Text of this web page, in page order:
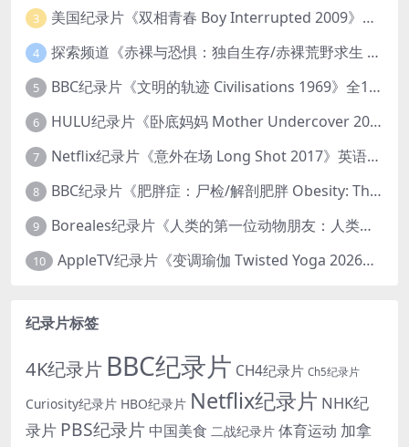
3 美国纪录片《双相青春 Boy Interrupted 2009》英语中英双字 官方纯净版 1080P/MKV/1.43G 青少年躁郁症
4 探索频道《赤裸与恐惧：独自生存/赤裸荒野求生 Naked and Afraid: Solo 2023》第一季全8集 英语中英双字 官方纯净版 高码1080P/MKV/45.4G
5 BBC纪录片《文明的轨迹 Civilisations 1969》全13集 英语中英双字 高清收藏版 1080P/MKV/64.1G 西方艺术史话
6 HULU纪录片《卧底妈妈 Mother Undercover 2023》全4集 英语中英双字 官方纯净版 1080P/MKV/7.6G 拯救孩子
7 Netflix纪录片《意外在场 Long Shot 2017》英语中字 720P/NKV/1.06GB 美国谋杀误判案件
8 BBC纪录片《肥胖症：尸检/解剖肥胖 Obesity: The Post Mortem 2016》英语中英双字 无水印纯净版 1080P/MKV/1.03G
9 Boreales纪录片《人类的第一位动物朋友：人类和狗的神奇故事 Man’s First Friend 2018》英语中英双字 1080P/MP4/1.8G 狗的神奇故事
10 AppleTV纪录片《变调瑜伽 Twisted Yoga 2026》全3集 英语中英双字 无水印纯净版 1080P/MKV/10G 瑜伽大师背后的真相
纪录片标签
4K纪录片 BBC纪录片 CH4纪录片 Ch5纪录片
Curiosity纪录片 HBO纪录片 Netflix纪录片 NHK纪
录片 PBS纪录片 中国美食 二战纪录片 体育运动 加拿